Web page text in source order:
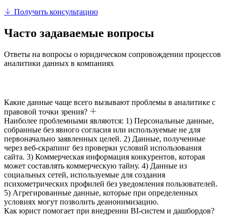
Получить консультацию
Часто задаваемые вопросы
Ответы на вопросы о юридическом сопровождении процессов
аналитики данных в компаниях
Какие данные чаще всего вызывают проблемы в аналитике с
правовой точки зрения?
Наиболее проблемными являются: 1) Персональные данные,
собранные без явного согласия или используемые не для
первоначально заявленных целей. 2) Данные, полученные
через веб-скрапинг без проверки условий использования
сайта. 3) Коммерческая информация конкурентов, которая
может составлять коммерческую тайну. 4) Данные из
социальных сетей, используемые для создания
психометрических профилей без уведомления пользователей.
5) Агрегированные данные, которые при определенных
условиях могут позволить деанонимизацию.
Как юрист помогает при внедрении BI-систем и дашбордов?